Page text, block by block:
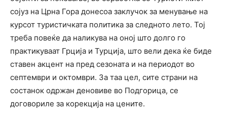
сојуз на Црна Гора донесоа заклучок за менување на
курсот туристичката политика за следното лето. Тој
треба повеќе да наликува на оној што долго го
практикуваат Грција и Турција, што вели дека ќе биде
ставен акцент на пред сезоната и на периодот во
септември и октомври. За таа цел, сите страни на
состанок одржан деновиве во Подгорица, се
договориле за корекција на цените.